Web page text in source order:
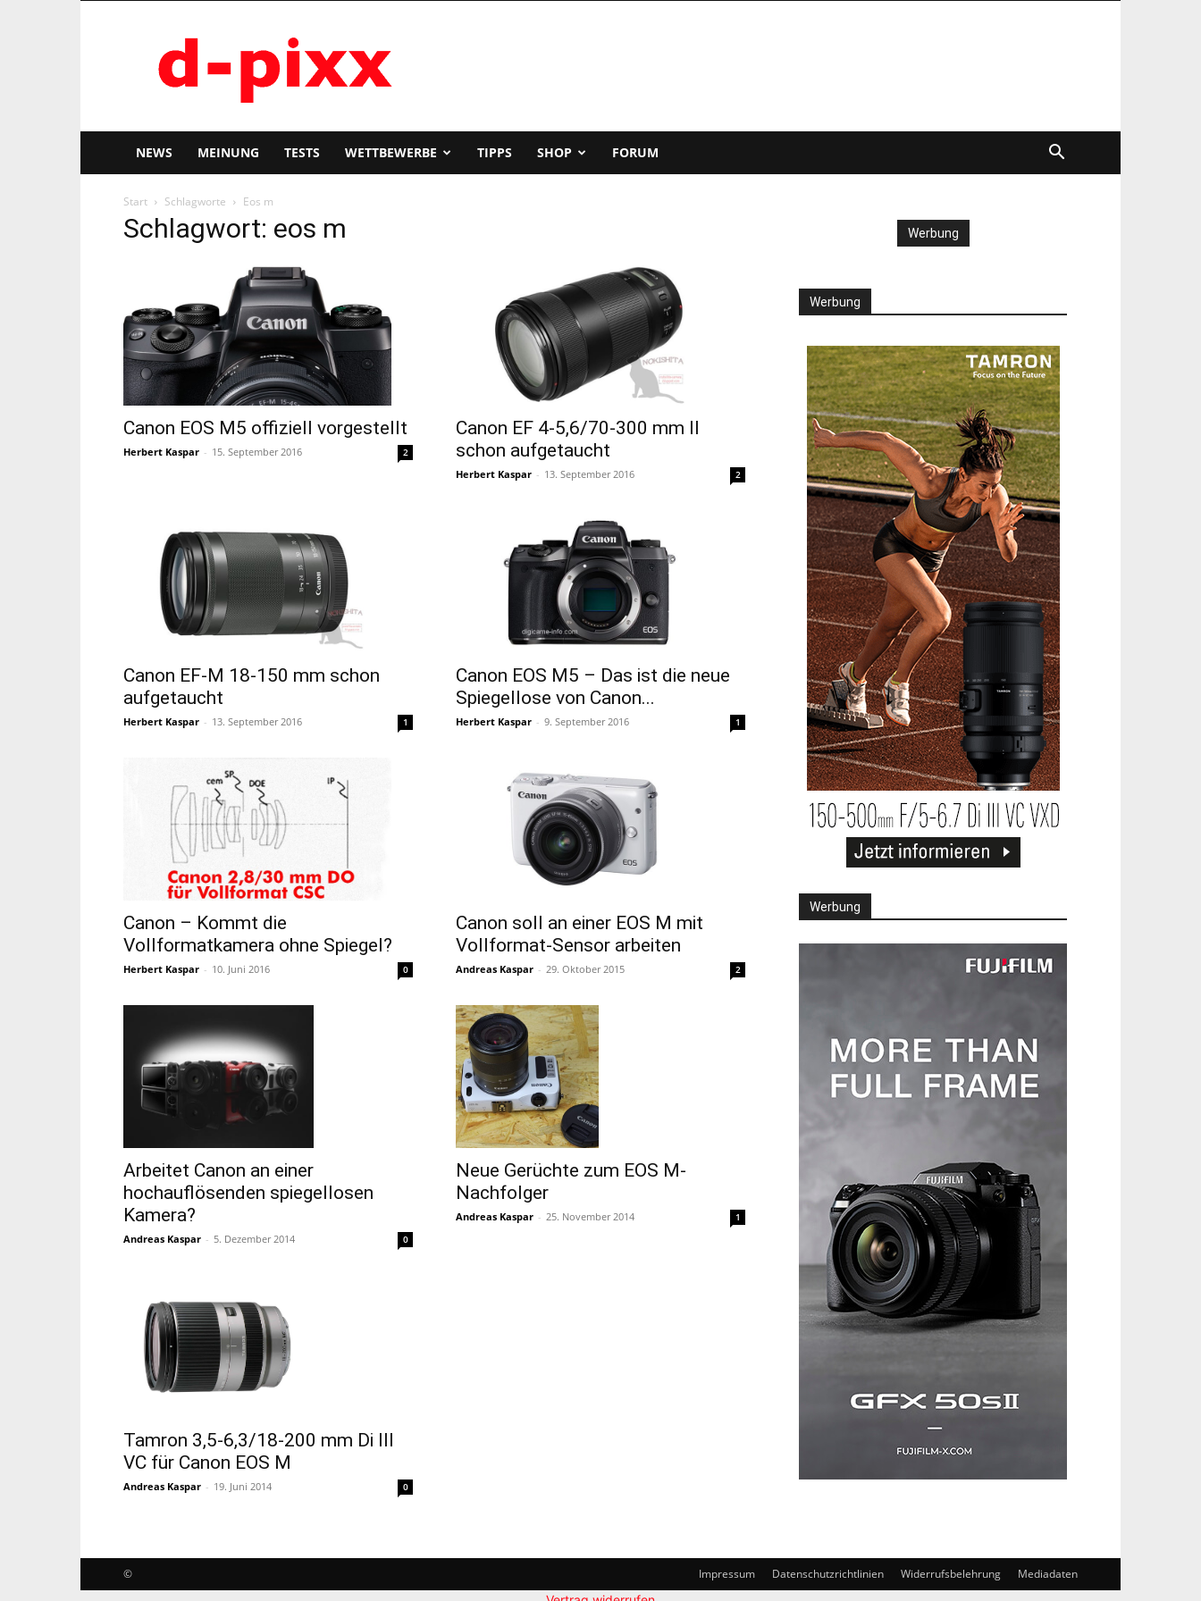
pixx
NEWS MEINUNG TESTS WETTBEWERBE TIPPS SHOP FORUM
Start Schlagworte Eos m
Schlagwort: eos m
Canon EOS M5 offiziell vorgestellt
Herbert Kaspar - 15. September 2016 2
Canon EF 4-5,6/70-300 mm II
schon aufgetaucht
Herbert Kaspar - 13. September 2016 2
Canon EF-M 18-150 mm schon
aufgetaucht
Herbert Kaspar - 13. September 2016 1
Canon EOS M5 – Das ist die neue
Spiegellose von Canon...
Herbert Kaspar - 9. September 2016 1
Canon – Kommt die
Vollformatkamera ohne Spiegel?
Herbert Kaspar - 10. Juni 2016 0
Canon soll an einer EOS M mit
Vollformat-Sensor arbeiten
Andreas Kaspar - 29. Oktober 2015 2
Arbeitet Canon an einer
hochauflösenden spiegellosen
Kamera?
Andreas Kaspar - 5. Dezember 2014 0
Neue Gerüchte zum EOS M-
Nachfolger
Andreas Kaspar - 25. November 2014 1
Tamron 3,5-6,3/18-200 mm Di III
VC für Canon EOS M
Andreas Kaspar - 19. Juni 2014 0
Werbung
Werbung
Werbung
Impressum Datenschutzrichtlinien Widerrufsbelehrung Mediadaten
©